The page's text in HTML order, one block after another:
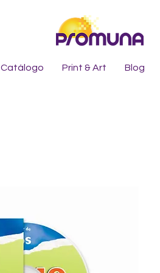
Catálogo Print & Art Blog